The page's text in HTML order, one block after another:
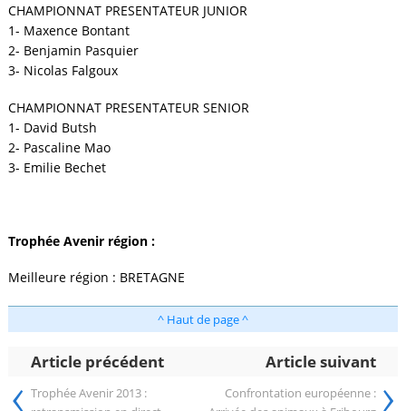
CHAMPIONNAT PRESENTATEUR JUNIOR
1- Maxence Bontant
2- Benjamin Pasquier
3- Nicolas Falgoux
CHAMPIONNAT PRESENTATEUR SENIOR
1- David Butsh
2- Pascaline Mao
3- Emilie Bechet
Trophée Avenir région :
Meilleure région : BRETAGNE
^ Haut de page ^
Article précédent Article suivant
‹ Trophée Avenir 2013 :
Confrontation européenne : ›